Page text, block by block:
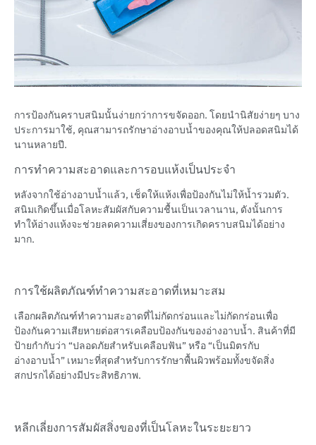
การป้องกันคราบสนิมนั้นง่ายกว่าการขจัดออก. โดยนำนิสัยง่ายๆ บาง
ประการมาใช้, คุณสามารถรักษาอ่างอาบน้ำของคุณให้ปลอดสนิมได้
นานหลายปี.
การทำความสะอาดและการอบแห้งเป็นประจำ
หลังจากใช้อ่างอาบน้ำแล้ว, เช็ดให้แห้งเพื่อป้องกันไม่ให้น้ำรวมตัว.
สนิมเกิดขึ้นเมื่อโลหะสัมผัสกับความชื้นเป็นเวลานาน, ดังนั้นการ
ทำให้อ่างแห้งจะช่วยลดความเสี่ยงของการเกิดคราบสนิมได้อย่าง
มาก.
การใช้ผลิตภัณฑ์ทำความสะอาดที่เหมาะสม
เลือกผลิตภัณฑ์ทำความสะอาดที่ไม่กัดกร่อนและไม่กัดกร่อนเพื่อ
ป้องกันความเสียหายต่อสารเคลือบป้องกันของอ่างอาบน้ำ. สินค้าที่มี
ป้ายกำกับว่า “ปลอดภัยสำหรับเคลือบฟัน”หรือ “เป็นมิตรกับ
อ่างอาบน้ำ” เหมาะที่สุดสำหรับการรักษาพื้นผิวพร้อมทั้งขจัดสิ่ง
สกปรกได้อย่างมีประสิทธิภาพ.
หลีกเลี่ยงการสัมผัสสิ่งของที่เป็นโลหะในระยะยาว